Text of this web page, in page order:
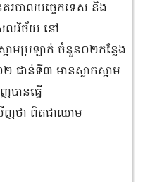
គរបាលបច្ចេកទេស និង
សលវិច័យ នៅ
ាមប្រឡាក់ ចំនួន០២កន្លែង
ជាន់ទី៣ មានស្លាកស្នាម
បានធ្វើ
ញថា ពិតជាឈាម